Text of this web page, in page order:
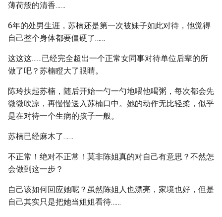
薄荷般的清香……
6年的处男生涯，苏楠还是第一次被妹子如此对待，他觉得
自己整个身体都要僵硬了……
这这这……已经完全超出一个正常女同事对待单位后辈的所
做了吧？苏楠瞪大了眼睛。
陈玲扶起苏楠，随后开始一勺一勺地喂他喝粥，每次都会先
微微吹凉，再慢慢送入苏楠口中。她的动作无比轻柔，似乎
是在对待一个生病的孩子一般。
苏楠已经麻木了……
不正常！绝对不正常！莫非陈姐真的对自己有意思？不然怎
会做到这一步？
自己该如何回应她呢？虽然陈姐人也漂亮，家境也好，但是
自己其实只是把她当姐姐看待……